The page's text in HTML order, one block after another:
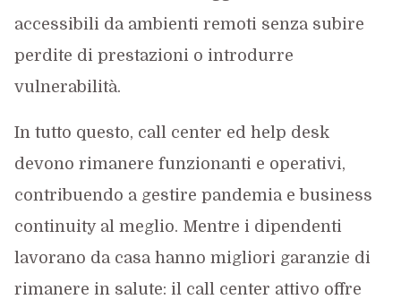
accessibili da ambienti remoti senza subire
perdite di prestazioni o introdurre
vulnerabilità.
In tutto questo, call center ed help desk
devono rimanere funzionanti e operativi,
contribuendo a gestire pandemia e business
continuity al meglio. Mentre i dipendenti
lavorano da casa hanno migliori garanzie di
rimanere in salute: il call center attivo offre